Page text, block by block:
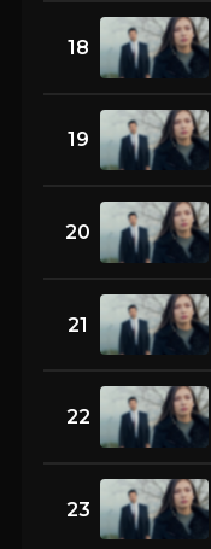
18
19
20
21
22
23